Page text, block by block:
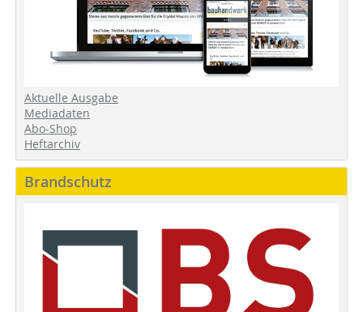
Aktuelle Ausgabe
Mediadaten
Abo-Shop
Heftarchiv
Brandschutz